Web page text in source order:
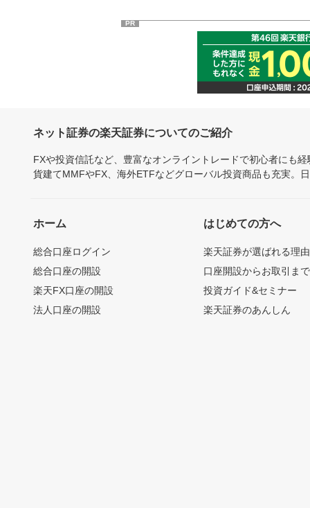
PR
ネット証券の楽天証券についてのご紹介
FXや投資信託など、豊富なオンライントレードで初心者にも
貨建てMMFやFX、海外ETFなどグローバル投資商品も充実。
ホーム
総合口座ログイン
総合口座の開設
楽天FX口座の開設
法人口座の開設
はじめての方へ
楽天証券が選ばれる理由
口座開設からお取引ま
投資ガイド&セミナー
楽天証券のあんしん